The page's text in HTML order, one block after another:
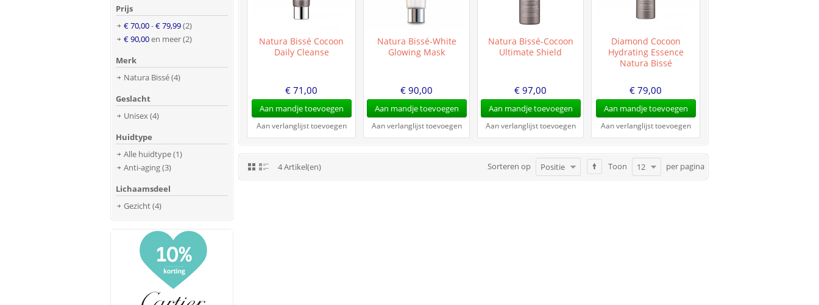
Natura Bissé Cocoon
Daily Cleanse
€ 71,00
Aan mandje toevoegen
Aan verlanglijst toevoegen
Natura Bissé-White
Glowing Mask
€ 90,00
Aan mandje toevoegen
Aan verlanglijst toevoegen
Natura Bissé-Cocoon
Ultimate Shield
€ 97,00
Aan mandje toevoegen
Aan verlanglijst toevoegen
Diamond Cocoon
Hydrating Essence
Natura Bissé
€ 79,00
Aan mandje toevoegen
Aan verlanglijst toevoegen
4 Artikel(en) Toon 12 per pagina
Sorteren op Positie
Prijs
€ 70,00-€ 79,99(2)
€ 90,00en meer(2)
Merk
Natura Bissé(4)
Geslacht
Unisex(4)
Huidtype
Alle huidtype(1)
Anti-aging(3)
Lichaamsdeel
Gezicht(4)